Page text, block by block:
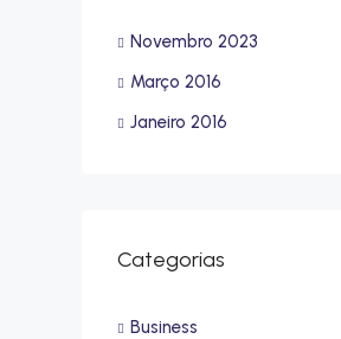
Novembro 2023
Março 2016
Janeiro 2016
Categorias
Business